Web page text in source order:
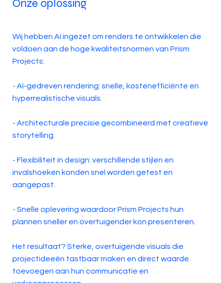
Onze oplossing
Wij hebben AI ingezet om renders te ontwikkelen die
voldoen aan de hoge kwaliteitsnormen van Prism
Projects:
- AI-gedreven rendering: snelle, kostenefficiënte en
hyperrealistische visuals.
- Architecturale precisie gecombineerd met creatieve
storytelling.
- Flexibiliteit in design: verschillende stijlen en
invalshoeken konden snel worden getest en
aangepast.
- Snelle oplevering waardoor Prism Projects hun
plannen sneller en overtuigender kon presenteren.
Het resultaat? Sterke, overtuigende visuals die
projectideeën tastbaar maken en direct waarde
toevoegen aan hun communicatie en